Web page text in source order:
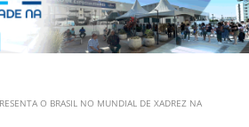
O BRASIL NO MUNDIAL DE XADREZ NA